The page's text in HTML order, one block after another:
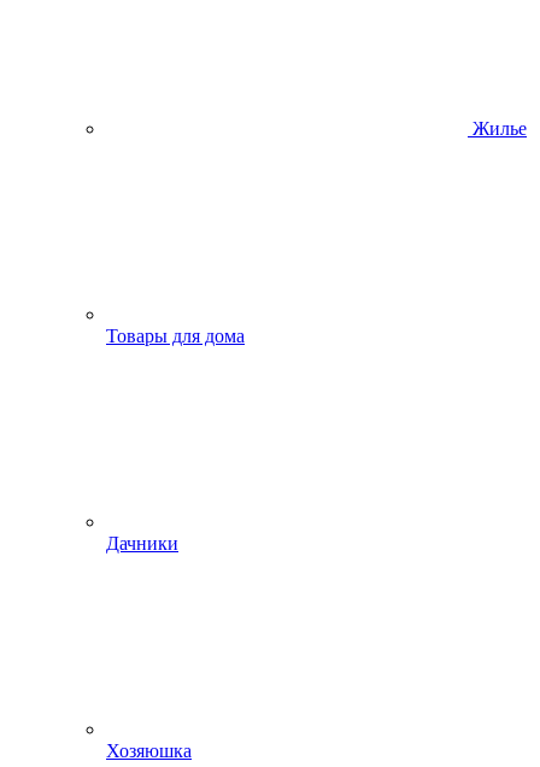
Жилье
Товары для дома
Дачники
Хозяюшка